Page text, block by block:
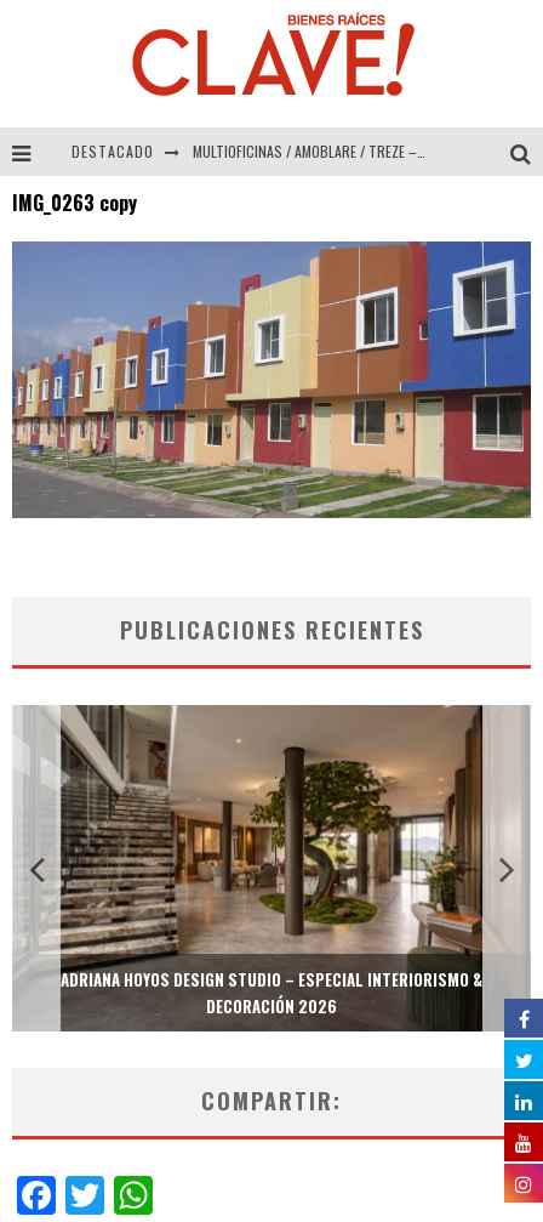
DESTACADO MULTIOFICINAS / AMOBLARE / TREZE – Especial Interiorismo & Decoración 2026
COLINEAL – Especial Interiorismo & Decoración 2026
IMG_0263 copy
PUBLICACIONES RECIENTES
ADRIANA HOYOS DESIGN STUDIO – ESPECIAL INTERIORISMO &
DECORACIÓN 2026
COMPARTIR:
Facebook
Twitter